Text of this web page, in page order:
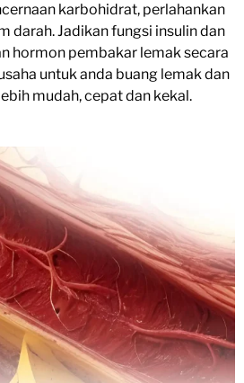
karbohidrat, perlahankan
darah. Jadikan fungsi insulin dan
hormon pembakar lemak secara
untuk anda buang lemak dan
mudah, cepat dan kekal.